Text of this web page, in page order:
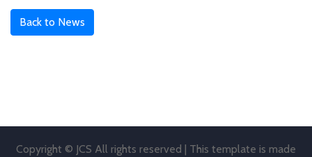
Back to News
Copyright © JCS All rights reserved | This template is made